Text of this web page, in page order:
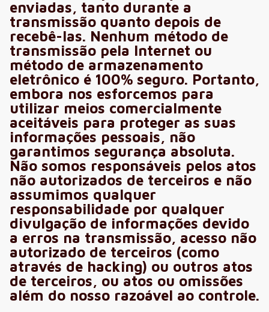
enviadas, tanto durante a
transmissão quanto depois de
recebê-las. Nenhum método de
transmissão pela Internet ou
método de armazenamento
eletrônico é 100% seguro. Portanto,
embora nos esforcemos para
utilizar meios comercialmente
aceitáveis para proteger as suas
informações pessoais, não
garantimos segurança absoluta.
Não somos responsáveis pelos atos
não autorizados de terceiros e não
assumimos qualquer
responsabilidade por qualquer
divulgação de informações devido
a erros na transmissão, acesso não
autorizado de terceiros (como
através de hacking) ou outros atos
de terceiros, ou atos ou omissões
além do nosso razoável ao controle.